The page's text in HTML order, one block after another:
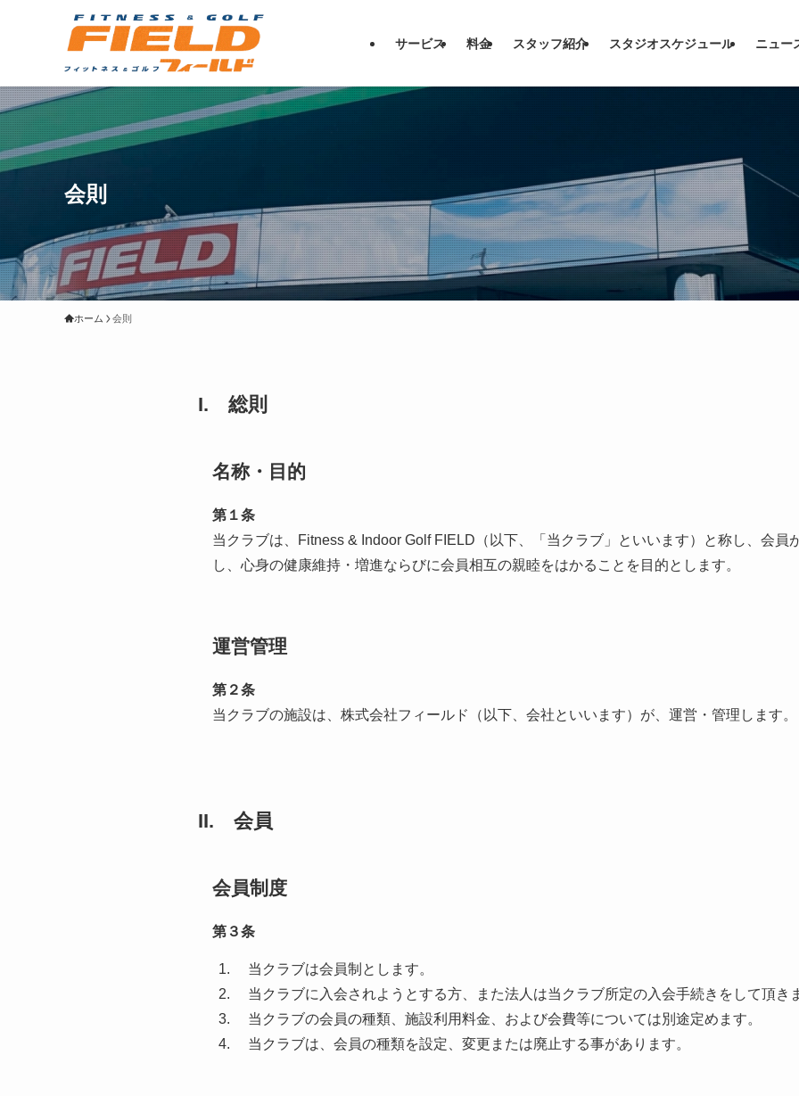
サービス 料金 スタッフ紹介 スタジオスケジュール ニュー
会則
ホーム 会則
I. 総則
名称・目的
第１条
当クラブは、Fitness & Indoor Golf FIELD（以下、「当クラブ」といいます）と称し、会員
し、心身の健康維持・増進ならびに会員相互の親睦をはかることを目的とします。
運営管理
第２条
当クラブの施設は、株式会社フィールド（以下、会社といいます）が、運営・管理します。
II. 会員
会員制度
第３条
当クラブは会員制とします。
当クラブに入会されようとする方、また法人は当クラブ所定の入会手続きをして頂き
当クラブの会員の種類、施設利用料金、および会費等については別途定めます。
当クラブは、会員の種類を設定、変更または廃止する事があります。